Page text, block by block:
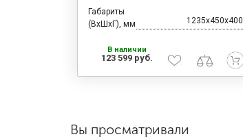
Габариты
(ВхШхГ), мм
1235x450x400
В наличии
123 599 руб.
Вы просматривали